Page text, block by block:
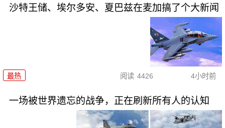
沙特王储、埃尔多安、夏巴兹在麦加搞了个大新闻
最热 阅读 4426 4小时前
一场被世界遗忘的战争，正在刷新所有人的认知